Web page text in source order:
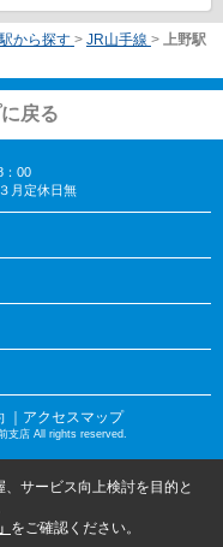
から探す > JR山手線 > 上野駅
戻る
：00
月定休日無
｜アクセスマップ
支店 All rights reserved.
サービス向上検討を目的と
をご確認ください。